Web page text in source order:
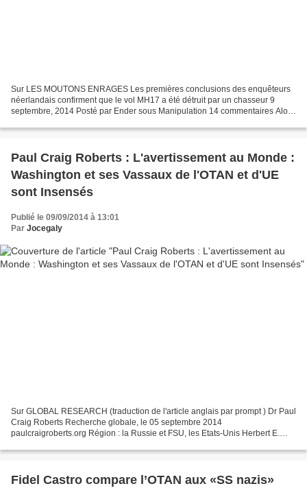
Sur LES MOUTONS ENRAGES Les premières conclusions des enquêteurs
néerlandais confirment que le vol MH17 a été détruit par un chasseur 9
septembre, 2014 Posté par Ender sous Manipulation 14 commentaires Alors
Paul Craig Roberts : L'avertissement au Monde :
Washington et ses Vassaux de l'OTAN et d'UE
sont Insensés
Publié le 09/09/2014 à 13:01
Par Jocegaly
Sur GLOBAL RESEARCH (traduction de l'article anglais par prompt ) Dr Paul
Craig Roberts Recherche globale, le 05 septembre 2014
paulcraigroberts.org Région : la Russie et FSU, les Etats-Unis Herbert E.
Fidel Castro compare l’OTAN aux «SS nazis»